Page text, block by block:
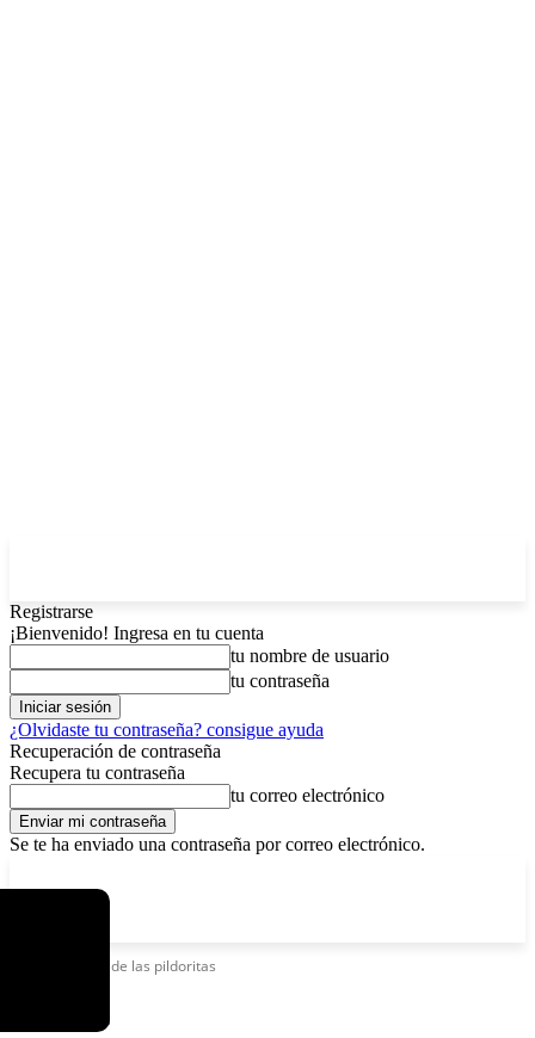
Registrarse
¡Bienvenido! Ingresa en tu cuenta
tu nombre de usuario
tu contraseña
¿Olvidaste tu contraseña? consigue ayuda
Recuperación de contraseña
Recupera tu contraseña
tu correo electrónico
Se te ha enviado una contraseña por correo electrónico.
Rey de las pildoritas